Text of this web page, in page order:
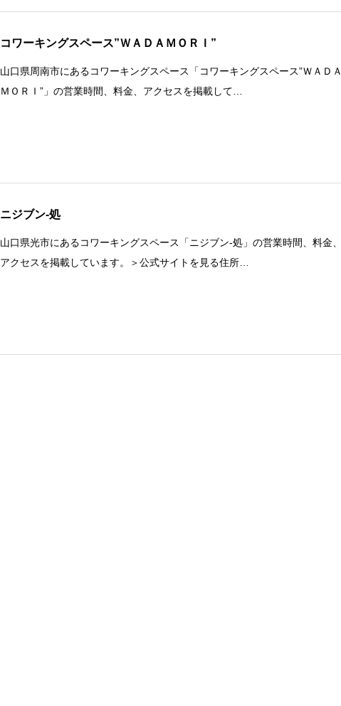
コワーキングスペース”ＷＡＤＡＭＯＲＩ”
山口県周南市にあるコワーキングスペース「コワーキングスペース”ＷＡＤＡ
ＭＯＲＩ”」の営業時間、料金、アクセスを掲載して…
ニジブン-処
山口県光市にあるコワーキングスペース「ニジブン-処」の営業時間、料金、
アクセスを掲載しています。＞公式サイトを見る住所…